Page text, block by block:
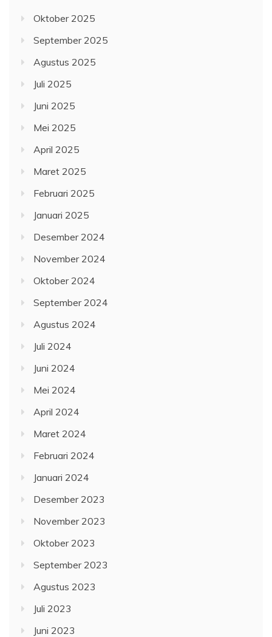
Oktober 2025
September 2025
Agustus 2025
Juli 2025
Juni 2025
Mei 2025
April 2025
Maret 2025
Februari 2025
Januari 2025
Desember 2024
November 2024
Oktober 2024
September 2024
Agustus 2024
Juli 2024
Juni 2024
Mei 2024
April 2024
Maret 2024
Februari 2024
Januari 2024
Desember 2023
November 2023
Oktober 2023
September 2023
Agustus 2023
Juli 2023
Juni 2023